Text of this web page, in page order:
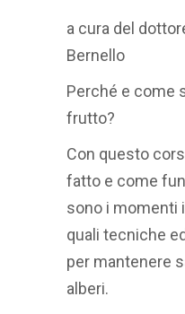
a cura del
Bernello
Perché e come
frutto?
Con questo
fatto e come
sono i momenti
quali tecniche
per mantenere
alberi.